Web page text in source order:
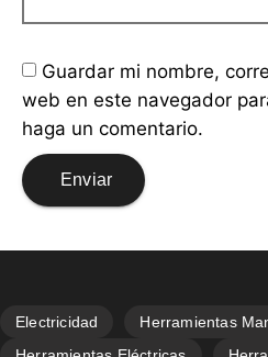
Guardar mi nombre,
web en este navegador
haga un comentario.